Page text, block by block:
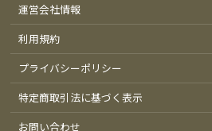
運営会社情報
利用規約
プライバシーポリシー
特定商取引法に基づく表示
お問い合わせ